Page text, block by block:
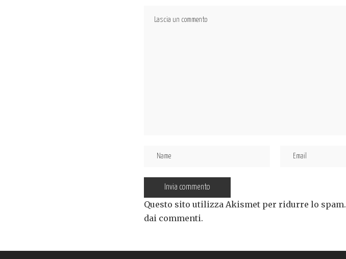
Questo sito utilizza Akismet per ridurre lo spam.
dai commenti.